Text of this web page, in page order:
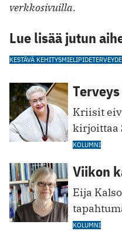
verkkosivuilla.
Lue lisää jutun
KESTÄVÄ KEHITYSMIELIPIDE
Kriisit
kirjoittaa
KOLUMNI
Viikon
Eija
KOLUMNI